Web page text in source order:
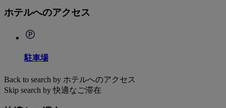
ホテルへのアクセス
駐車場
Back to search by ホテルへのアクセス
Skip search by 快適なご滞在